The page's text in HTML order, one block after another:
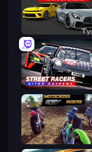
MotoCross Riders